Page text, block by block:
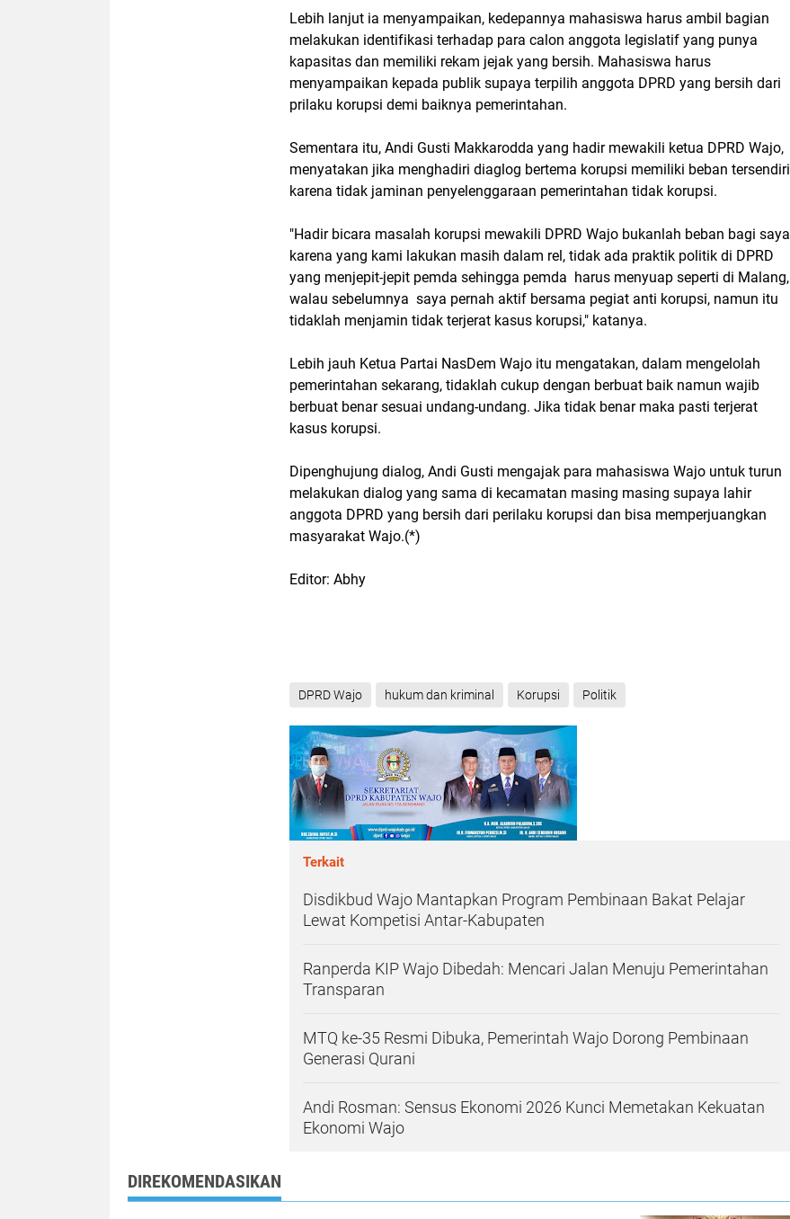
Lebih lanjut ia menyampaikan, kedepannya mahasiswa harus ambil bagian
melakukan identifikasi terhadap para calon anggota legislatif yang punya
kapasitas dan memiliki rekam jejak yang bersih. Mahasiswa harus
menyampaikan kepada publik supaya terpilih anggota DPRD yang bersih dari
prilaku korupsi demi baiknya pemerintahan.
Sementara itu, Andi Gusti Makkarodda yang hadir mewakili ketua DPRD Wajo,
menyatakan jika menghadiri diaglog bertema korupsi memiliki beban tersendiri
karena tidak jaminan penyelenggaraan pemerintahan tidak korupsi.
"Hadir bicara masalah korupsi mewakili DPRD Wajo bukanlah beban bagi saya
karena yang kami lakukan masih dalam rel, tidak ada praktik politik di DPRD
yang menjepit-jepit pemda sehingga pemda harus menyuap seperti di Malang,
walau sebelumnya saya pernah aktif bersama pegiat anti korupsi, namun itu
tidaklah menjamin tidak terjerat kasus korupsi," katanya.
Lebih jauh Ketua Partai NasDem Wajo itu mengatakan, dalam mengelolah
pemerintahan sekarang, tidaklah cukup dengan berbuat baik namun wajib
berbuat benar sesuai undang-undang. Jika tidak benar maka pasti terjerat
kasus korupsi.
Dipenghujung dialog, Andi Gusti mengajak para mahasiswa Wajo untuk turun
melakukan dialog yang sama di kecamatan masing masing supaya lahir
anggota DPRD yang bersih dari perilaku korupsi dan bisa memperjuangkan
masyarakat Wajo.(*)
Editor: Abhy
DPRD Wajo hukum dan kriminal Korupsi Politik
Terkait
Disdikbud Wajo Mantapkan Program Pembinaan Bakat Pelajar
Lewat Kompetisi Antar-Kabupaten
Ranperda KIP Wajo Dibedah: Mencari Jalan Menuju Pemerintahan
Transparan
MTQ ke-35 Resmi Dibuka, Pemerintah Wajo Dorong Pembinaan
Generasi Qurani
Andi Rosman: Sensus Ekonomi 2026 Kunci Memetakan Kekuatan
Ekonomi Wajo
DIREKOMENDASIKAN